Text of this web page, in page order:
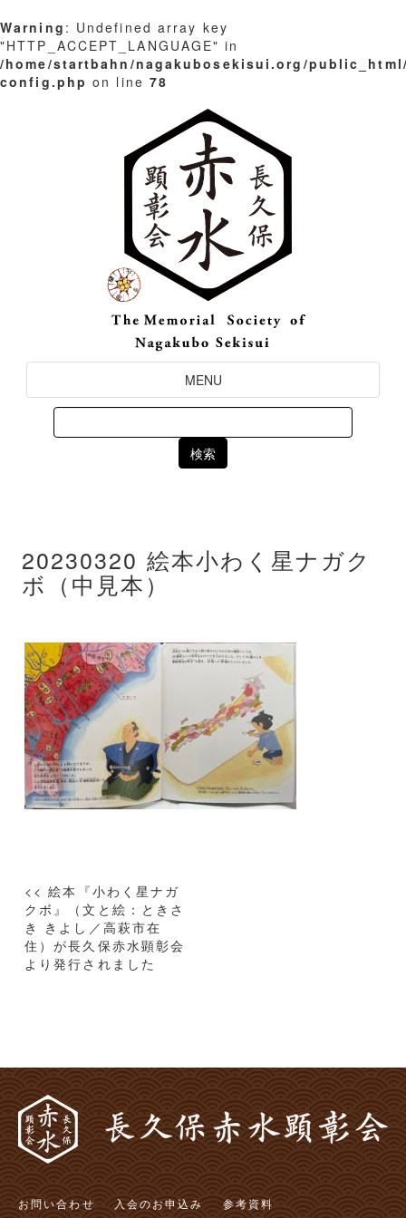
Warning : Undefined array key
"HTTP_ACCEPT_LANGUAGE" in
/home/startbahn/nagakubosekisui.org/
config.php on line 78
Toggle
Navigation
MENU
Search
for:
20230320 絵本小わく星ナガク
ボ（中見本）
投
稿
ナ
ビ
ン
<< 絵本『小わく星ナガ
クボ』（文と絵：ときさ
き きよし／高萩市在
住）が長久保赤水顕彰会
より発行されました
お問い合わせ 入会のお申込み 参考資料